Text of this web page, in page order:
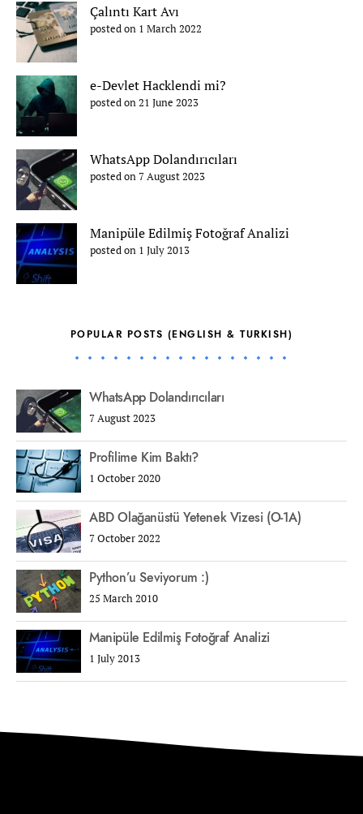
Çalıntı Kart Avı
posted on 1 March 2022
e-Devlet Hacklendi mi?
posted on 21 June 2023
WhatsApp Dolandırıcıları
posted on 7 August 2023
Manipüle Edilmiş Fotoğraf Analizi
posted on 1 July 2013
POPULAR POSTS (ENGLISH & TURKISH)
WhatsApp Dolandırıcıları
7 August 2023
Profilime Kim Baktı?
1 October 2020
ABD Olağanüstü Yetenek Vizesi (O-1A)
7 October 2022
Python’u Seviyorum :)
25 March 2010
Manipüle Edilmiş Fotoğraf Analizi
1 July 2013